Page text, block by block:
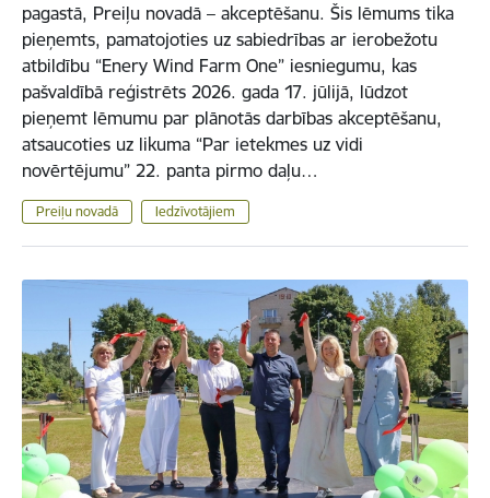
pagastā, Preiļu novadā – akceptēšanu. Šis lēmums tika
pieņemts, pamatojoties uz sabiedrības ar ierobežotu
atbildību “Enery Wind Farm One” iesniegumu, kas
pašvaldībā reģistrēts 2026. gada 17. jūlijā, lūdzot
pieņemt lēmumu par plānotās darbības akceptēšanu,
atsaucoties uz likuma “Par ietekmes uz vidi
novērtējumu” 22. panta pirmo daļu…
Preiļu novadā Iedzīvotājiem